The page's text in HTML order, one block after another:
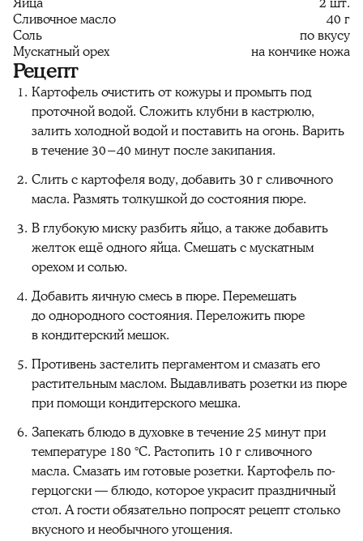
Сливочное масло
40 г
Соль
по вкусу
Мускатный орех
на кончике ножа
Рецепт
Картофель очистить от кожуры и промыть под
проточной водой. Сложить клубни в кастрюлю,
залить холодной водой и поставить на огонь. Варить
в течение 30−40 минут после закипания.
Слить с картофеля воду, добавить 30 г сливочного
масла. Размять толкушкой до состояния пюре.
В глубокую миску разбить яйцо, а также добавить
желток ещё одного яйца. Смешать с мускатным
орехом и солью.
Добавить яичную смесь в пюре. Перемешать
до однородного состояния. Переложить пюре
в кондитерский мешок.
Противень застелить пергаментом и смазать его
растительным маслом. Выдавливать розетки из пюре
при помощи кондитерского мешка.
Запекать блюдо в духовке в течение 25 минут при
температуре 180 °C. Растопить 10 г сливочного
масла. Смазать им готовые розетки. Картофель по-
герцогски — блюдо, которое украсит праздничный
стол. А гости обязательно попросят рецепт столько
вкусного и необычного угощения.